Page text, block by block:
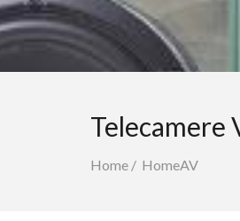
Telecamere
Home / HomeAV